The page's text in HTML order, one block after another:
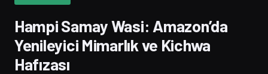
Hampi Samay Wasi: Amazon’da
Yenileyici Mimarlık ve Kichwa
Hafızası